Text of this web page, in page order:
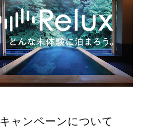
キャンペーンについて